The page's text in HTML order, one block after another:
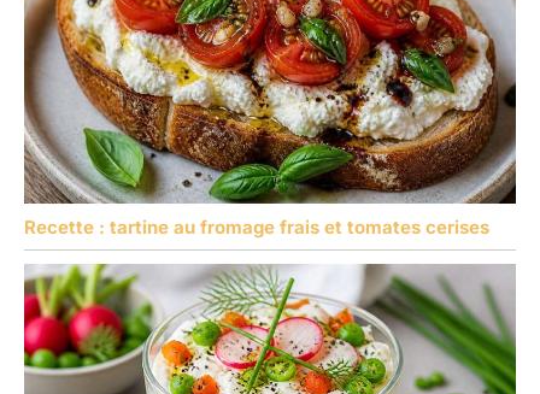
Recette : tartine au fromage frais et tomates cerises